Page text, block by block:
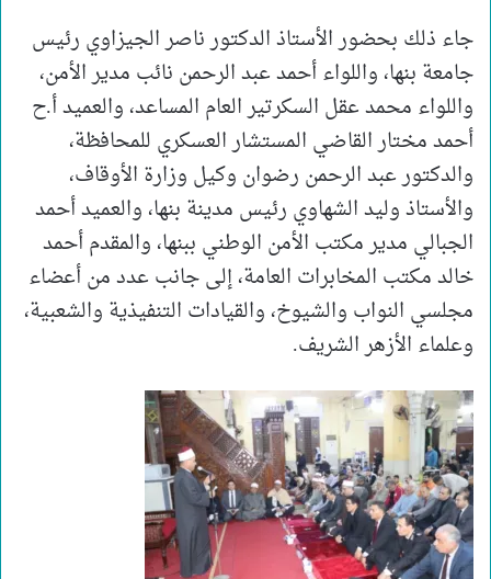
جاء ذلك بحضور الأستاذ الدكتور ناصر الجيزاوي رئيس
جامعة بنها، واللواء أحمد عبد الرحمن نائب مدير الأمن،
واللواء محمد عقل السكرتير العام المساعد، والعميد أ.ح
أحمد مختار القاضي المستشار العسكري للمحافظة،
والدكتور عبد الرحمن رضوان وكيل وزارة الأوقاف،
والأستاذ وليد الشهاوي رئيس مدينة بنها، والعميد أحمد
الجبالي مدير مكتب الأمن الوطني ببنها، والمقدم أحمد
خالد مكتب المخابرات العامة، إلى جانب عدد من أعضاء
مجلسي النواب والشيوخ، والقيادات التنفيذية والشعبية،
وعلماء الأزهر الشريف.